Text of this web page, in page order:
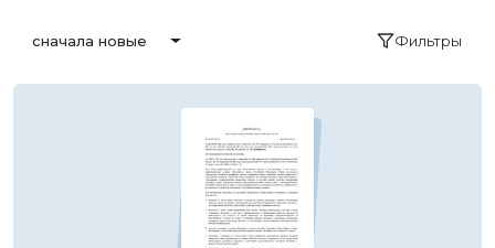
сначала новые Фильтры